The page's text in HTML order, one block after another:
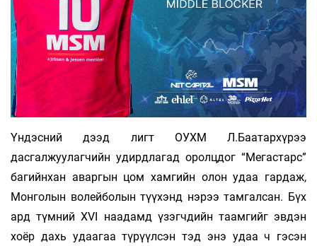
Үндэсний дээд лигт ОУХМ Л.Баатархүрээ
дасгалжуулагчийн удирдлагад оролцдог “Мегастарс”
багийнхан аваргын цом хамгийн олон удаа гардаж,
Монголын волейболын түүхэнд нэрээ тамгалсан. Бүх
ард түмний XVI наадамд үзэгчдийн таамгийг эвдэн
хоёр дахь удаагаа түрүүлсэн тэд энэ удаа ч гэсэн